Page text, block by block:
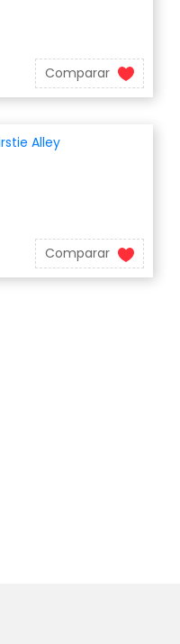
Comparar
Comparar